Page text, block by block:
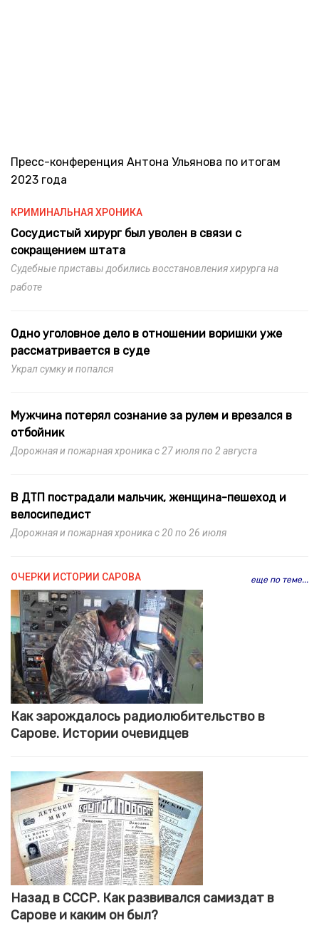
Пресс-конференция Антона Ульянова по итогам
2023 года
КРИМИНАЛЬНАЯ ХРОНИКА
Сосудистый хирург был уволен в связи с
сокращением штата
Судебные приставы добились восстановления хирурга на
работе
Одно уголовное дело в отношении воришки уже
рассматривается в суде
Украл сумку и попался
Мужчина потерял сознание за рулем и врезался в
отбойник
Дорожная и пожарная хроника с 27 июля по 2 августа
В ДТП пострадали мальчик, женщина-пешеход и
велосипедист
Дорожная и пожарная хроника с 20 по 26 июля
еще по теме...
ОЧЕРКИ ИСТОРИИ САРОВА
Как зарождалось радиолюбительство в
Сарове. Истории очевидцев
Назад в СССР. Как развивался самиздат в
Сарове и каким он был?